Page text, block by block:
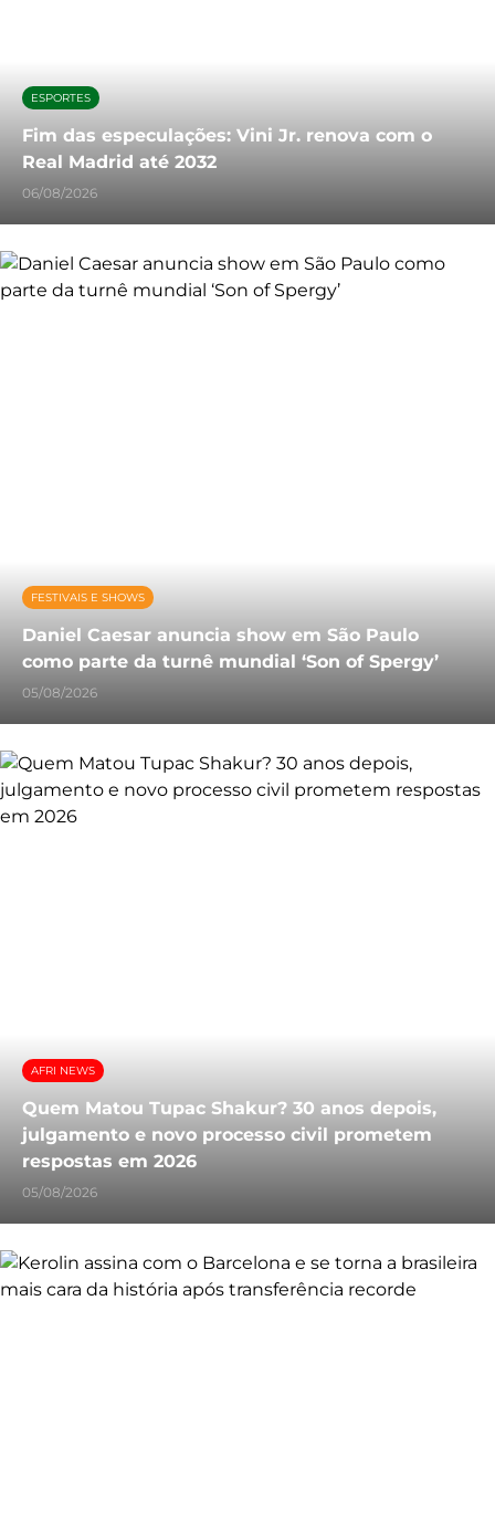
ESPORTES
Fim das especulações: Vini Jr. renova com o
Real Madrid até 2032
06/08/2026
FESTIVAIS E SHOWS
Daniel Caesar anuncia show em São Paulo
como parte da turnê mundial ‘Son of Spergy’
05/08/2026
AFRI NEWS
Quem Matou Tupac Shakur? 30 anos depois,
julgamento e novo processo civil prometem
respostas em 2026
05/08/2026